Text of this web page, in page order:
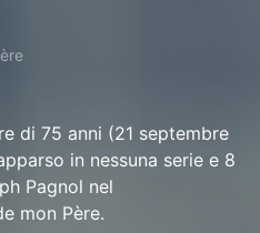
di 75 anni (21 septembre
in nessuna serie e 8
Pagnol nel
mon Père.